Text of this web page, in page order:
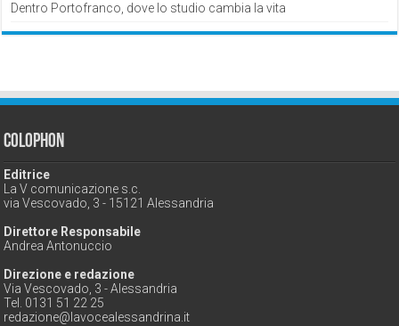
Dentro Portofranco, dove lo studio cambia la vita
Colophon
Editrice
La V comunicazione s.c.
via Vescovado, 3 - 15121 Alessandria
Direttore Responsabile
Andrea Antonuccio
Direzione e redazione
Via Vescovado, 3 - Alessandria
Tel. 0131 51 22 25
redazione@lavocealessandrina.it